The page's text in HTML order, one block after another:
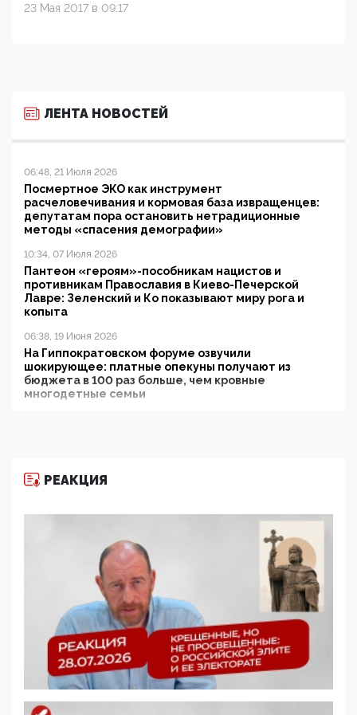
23 Мая 2017 в 09:17
ЛЕНТА НОВОСТЕЙ
06:48, 21 Июля 2026
Посмертное ЭКО как инструмент
расчеловечивания и кормовая база извращенцев:
депутатам пора остановить нетрадиционные
методы «спасения демографии»
10:34, 07 Июля 2026
Пантеон «героям»-пособникам нацистов и
противникам Православия в Киево-Печерской
Лавре: Зеленский и Ко показывают миру рога и
копыта
06:38, 19 Июня 2026
На Гиппократовском форуме озвучили
шокирующее: платные опекуны получают из
бюджета в 100 раз больше, чем кровные
многодетные семьи
11:53, 09 Июня 2026
деятельность ИИТО ЮНЕСКО в России, но
цифроглобалисты продолжают определять
повестку в образовании
09:43, 01 Июня 2026
5G за счет здоровья граждан: Минцифры намерено
отобрать у регионов и муниципалитетов право
защищать жилые дома и социальные объекты от
05:58, 26 Мая 2026
Роскомнадзор освободили от борца с
деструктивным и опасным контентом
07:39, 25 Мая 2026
РЕАКЦИЯ